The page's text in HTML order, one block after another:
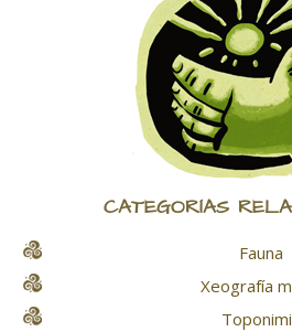
CATEGORÍAS
Fauna
Xeografía